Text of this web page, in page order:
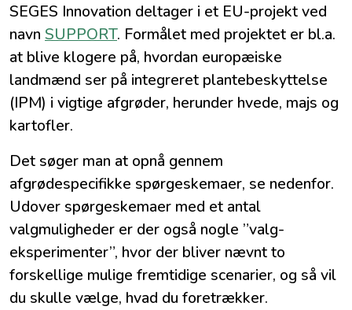
SEGES Innovation deltager i et EU-projekt ved
navn SUPPORT. Formålet med projektet er bl.a.
at blive klogere på, hvordan europæiske
landmænd ser på integreret plantebeskyttelse
(IPM) i vigtige afgrøder, herunder hvede, majs og
kartofler.
Det søger man at opnå gennem
afgrødespecifikke spørgeskemaer, se nedenfor.
Udover spørgeskemaer med et antal
valgmuligheder er der også nogle ”valg-
eksperimenter”, hvor der bliver nævnt to
forskellige mulige fremtidige scenarier, og så vil
du skulle vælge, hvad du foretrækker.